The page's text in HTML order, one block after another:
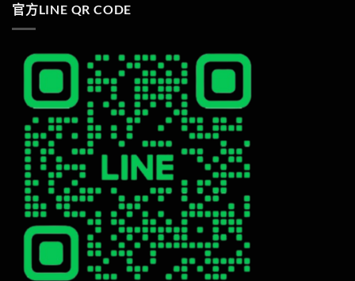
官方LINE QR CODE